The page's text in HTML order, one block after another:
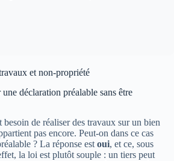
et non-propriété
déclaration préalable sans être
de réaliser des travaux sur un bien
pas encore. Peut-on dans ce cas
? La réponse est oui, et ce, sous
la loi est plutôt souple : un tiers peut